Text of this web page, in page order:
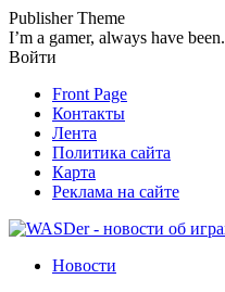
Publisher Theme
I’m a gamer, always have been.
Войти
Front Page
Контакты
Лента
Политика сайта
Карта
Реклама на сайте
Новости